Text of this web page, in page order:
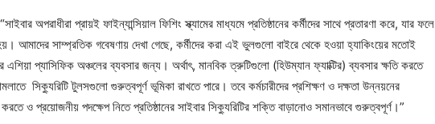
অপরাধীরা প্রায়ই ফাইন্যান্সিয়াল ফিশিং স্ক্যামের মাধ্যমে প্রতিষ্ঠানের কর্মীদের সাথে প্রতারণা করে, যার ফলে
হয়। আমাদের সাম্প্রতিক গবেষণায় দেখা গেছে, কর্মীদের করা এই ভুলগুলো বাইরে থেকে হওয়া হ্যাকিংয়ের মতোই
এশিয়া প্যাসিফিক অঞ্চলের ব্যবসার জন্য। অর্থাৎ, মানবিক ত্রুটিগুলো (হিউম্যান ফ্যাক্টির) ব্যবসার ক্ষতি করতে
সিক্যুরিটি টুলসগুলো গুরুত্বপূর্ণ ভূমিকা রাখতে পারে। তবে কর্মচারীদের প্রশিক্ষণ ও দক্ষতা উন্নয়নের
ও প্রয়োজনীয় পদক্ষেপ নিতে প্রতিষ্ঠানের সাইবার সিক্যুরিটির শক্তি বাড়ানোও সমানভাবে গুরুত্বপূর্ণ।”